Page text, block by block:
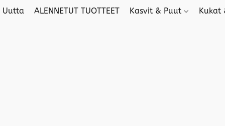
Uutta ALENNETUT TUOTTEET Kasvit & Puut Kukat